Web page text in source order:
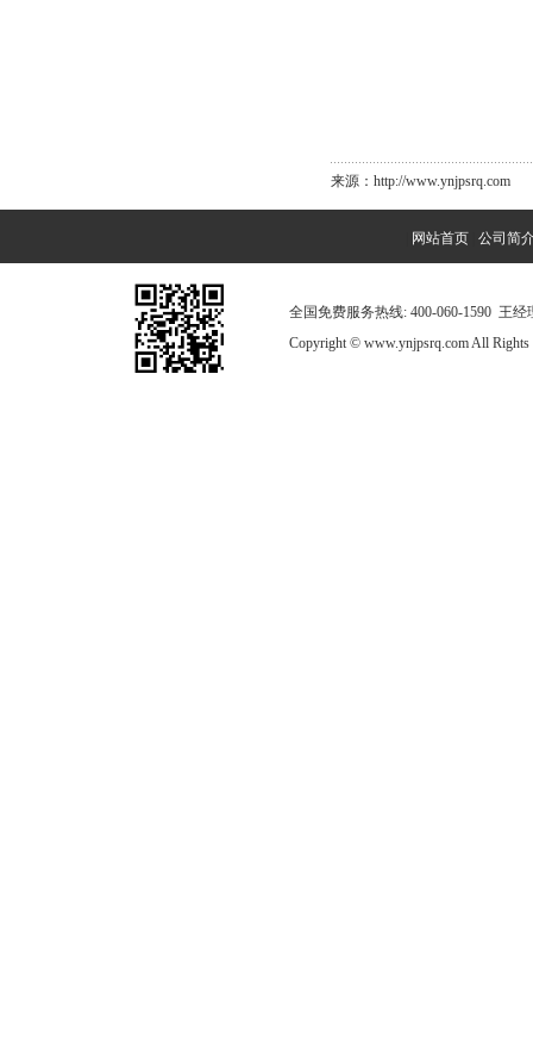
来源：http://www.ynjpsrq.com
网站首页| 公司简
全国免费服务热线: 400-060-1590 王
Copyright © www.ynjpsrq.com All